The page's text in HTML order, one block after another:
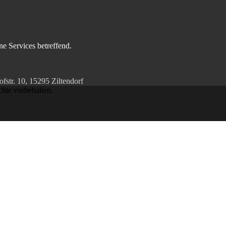
Services betreffend.
10, 15295 Ziltendorf
vorbehalten.